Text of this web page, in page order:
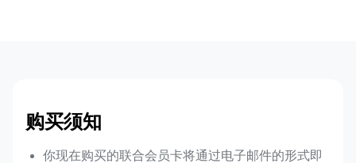
购买须知
你现在购买的联合会员卡将通过电子邮件的形式即